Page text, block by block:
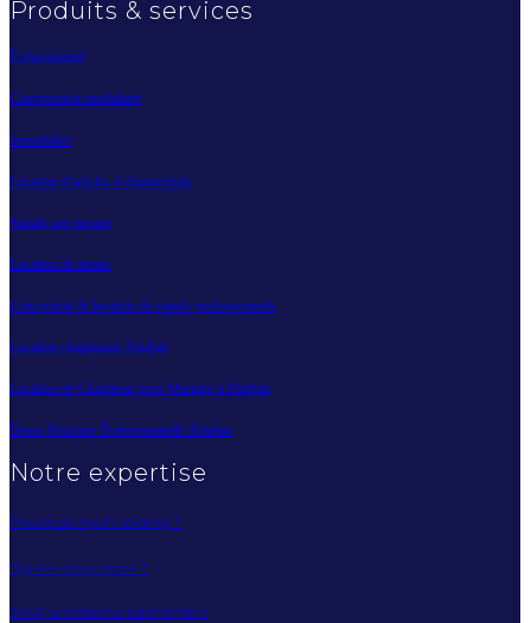
Produits & services
Évènementiel
Construction modulaire
Immobilier
Location d'articles évènementiels
Stands sur mesure
Location de tentes
Conception & location de stands professionnels
Location chapiteaux Abidjan
Location de Chapiteau pour Mariage à Abidjan
Devis Structure Événementielle Abidjan
Notre expertise
Pourquoi Ayuf Holding ?
Qui sommes-nous ?
AYUF architecture éphémère